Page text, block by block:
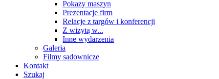
Pokazy maszyn
Prezentacje firm
Relacje z targów i konferencji
Z wizytą w...
Inne wydarzenia
Galeria
Filmy sadownicze
Kontakt
Szukaj